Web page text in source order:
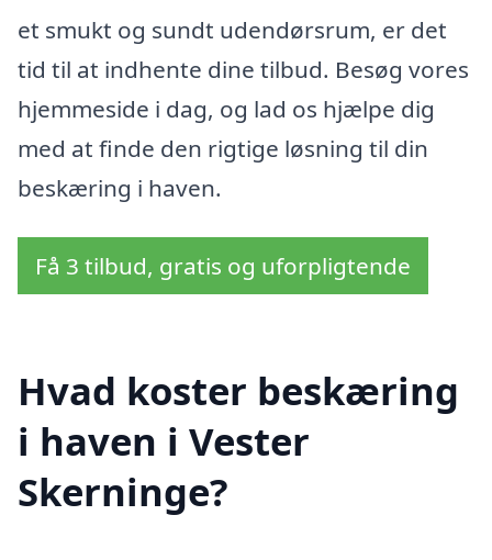
et smukt og sundt udendørsrum, er det
tid til at indhente dine tilbud. Besøg vores
hjemmeside i dag, og lad os hjælpe dig
med at finde den rigtige løsning til din
beskæring i haven.
Få 3 tilbud, gratis og uforpligtende
Hvad koster beskæring
i haven i Vester
Skerninge?